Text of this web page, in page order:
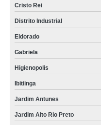
Cristo Rei
Distrito Industrial
Eldorado
Gabriela
Higienopolis
Ibitiinga
Jardim Antunes
Jardim Alto Rio Preto